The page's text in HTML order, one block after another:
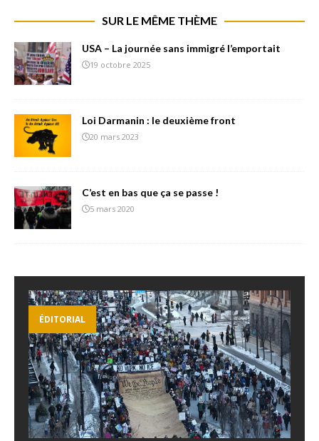
SUR LE MÊME THÈME
USA – La journée sans immigré l’emportait
19 octobre 2025
Loi Darmanin : le deuxième front
20 mars 2023
C’est en bas que ça se passe !
5 mars 2020
ÉDITORIAL